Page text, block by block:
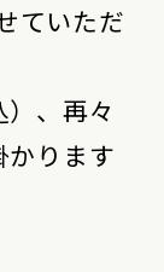
ていただ
、再々
かります